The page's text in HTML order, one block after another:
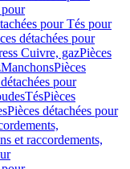
pour
pour Tés pour
détachées pour
Cuivre, gazPièces
ManchonsPièces
pour
TésPièces
Pièces détachées pour
et raccordements,